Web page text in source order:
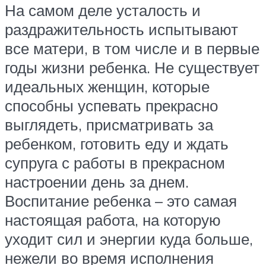
На самом деле усталость и
раздражительность испытывают
все матери, в том числе и в первые
годы жизни ребенка. Не существует
идеальных женщин, которые
способны успевать прекрасно
выглядеть, присматривать за
ребенком, готовить еду и ждать
супруга с работы в прекрасном
настроении день за днем.
Воспитание ребенка – это самая
настоящая работа, на которую
уходит сил и энергии куда больше,
нежели во время исполнения